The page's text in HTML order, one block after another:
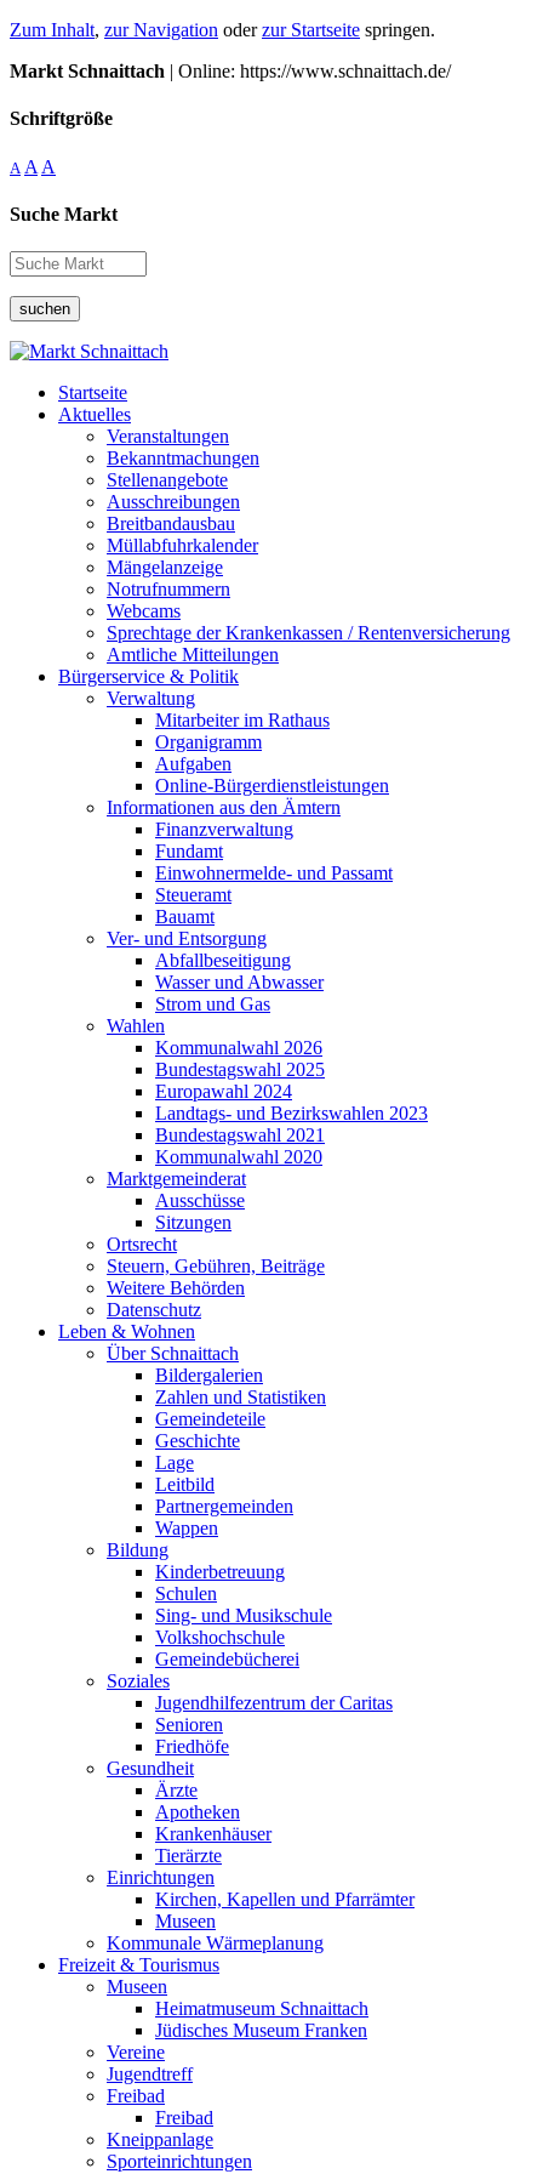
Zum Inhalt, zur Navigation oderzur Startseite springen.
Markt Schnaittach | Online: https://www.schnaittach.de/
Schriftgröße
A A A
Suche Markt
suchen
Startseite
Aktuelles
Veranstaltungen
Bekanntmachungen
Stellenangebote
Ausschreibungen
Breitbandausbau
Müllabfuhrkalender
Mängelanzeige
Notrufnummern
Webcams
Sprechtage der Krankenkassen / Rentenversicherung
Amtliche Mitteilungen
Bürgerservice & Politik
Verwaltung
Mitarbeiter im Rathaus
Organigramm
Aufgaben
Online-Bürgerdienstleistungen
Informationen aus den Ämtern
Finanzverwaltung
Fundamt
Einwohnermelde- und Passamt
Steueramt
Bauamt
Ver- und Entsorgung
Abfallbeseitigung
Wasser und Abwasser
Strom und Gas
Wahlen
Kommunalwahl 2026
Bundestagswahl 2025
Europawahl 2024
Landtags- und Bezirkswahlen 2023
Bundestagswahl 2021
Kommunalwahl 2020
Marktgemeinderat
Ausschüsse
Sitzungen
Ortsrecht
Steuern, Gebühren, Beiträge
Weitere Behörden
Datenschutz
Leben & Wohnen
Über Schnaittach
Bildergalerien
Zahlen und Statistiken
Gemeindeteile
Geschichte
Lage
Leitbild
Partnergemeinden
Wappen
Bildung
Kinderbetreuung
Schulen
Sing- und Musikschule
Volkshochschule
Gemeindebücherei
Soziales
Jugendhilfezentrum der Caritas
Senioren
Friedhöfe
Gesundheit
Ärzte
Apotheken
Krankenhäuser
Tierärzte
Einrichtungen
Kirchen, Kapellen und Pfarrämter
Museen
Kommunale Wärmeplanung
Freizeit & Tourismus
Museen
Heimatmuseum Schnaittach
Jüdisches Museum Franken
Vereine
Jugendtreff
Freibad
Freibad
Kneippanlage
Sporteinrichtungen